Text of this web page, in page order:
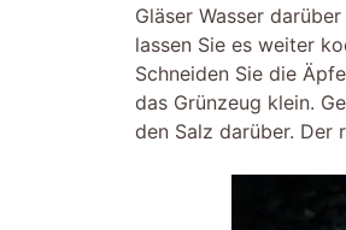
Gläser Wasser
lassen Sie es weiter
Schneiden Sie die
das Grünzeug klein.
den Salz darüber. Der